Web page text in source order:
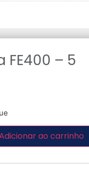
FE400 – 5
ao carrinho